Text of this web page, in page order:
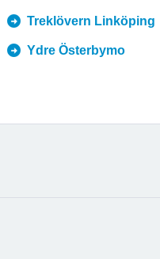
Treklövern Linköping
Ydre Österbymo